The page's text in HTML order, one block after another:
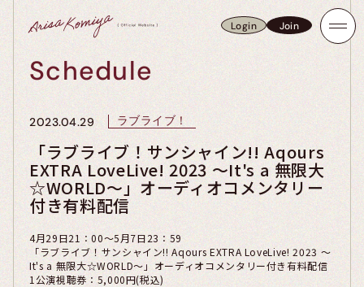
Login
Join
Schedule
2023.04.29 ラブライブ！
「ラブライブ！サンシャイン!! Aqours
EXTRA LoveLive! 2023 ～It's a 無限大
☆WORLD～」オーディオコメンタリー
付き有料配信
4月29日21：00～5月7日23：59
「ラブライブ！サンシャイン!! Aqours EXTRA LoveLive! 2023 ～
It's a 無限大☆WORLD～」オーディオコメンタリー付き有料配信
1公演視聴券：5,000円(税込)